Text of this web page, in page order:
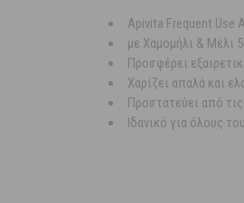
Apivita Frequent Use
με Χαμομήλι & Μέλι
Προσφέρει
Χαρίζει απαλά και
Προστατεύει από
Ιδανικό για όλους